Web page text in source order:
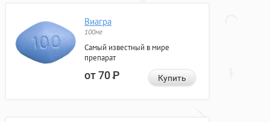
Виагра
100мг
Самый известный в мире
препарат
от 70Р Купить